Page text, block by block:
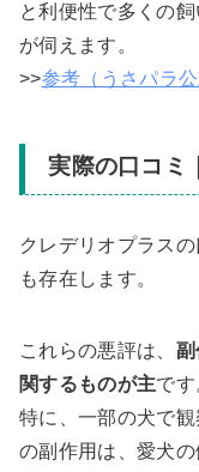
と利便性で多くの
が伺えます。
>>参考（うさパラ公
実際の口コミ
クレデリオプラス
も存在します。
これらの悪評は、
関するものが主です
特に、一部の犬で
の副作用は、愛犬